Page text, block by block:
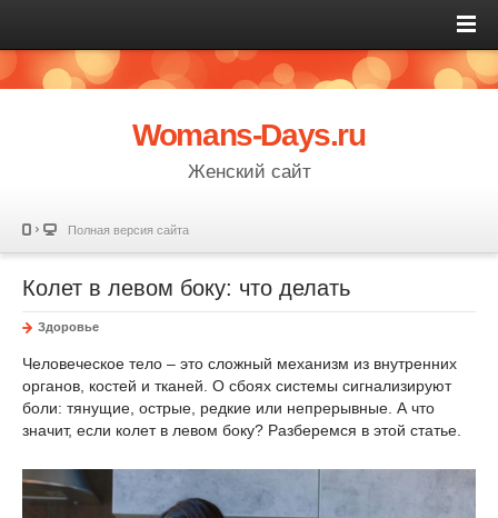
Womans-Days.ru
Женский сайт
Полная версия сайта
Колет в левом боку: что делать
Здоровье
Человеческое тело – это сложный механизм из внутренних
органов, костей и тканей. О сбоях системы сигнализируют
боли: тянущие, острые, редкие или непрерывные. А что
значит, если колет в левом боку? Разберемся в этой статье.